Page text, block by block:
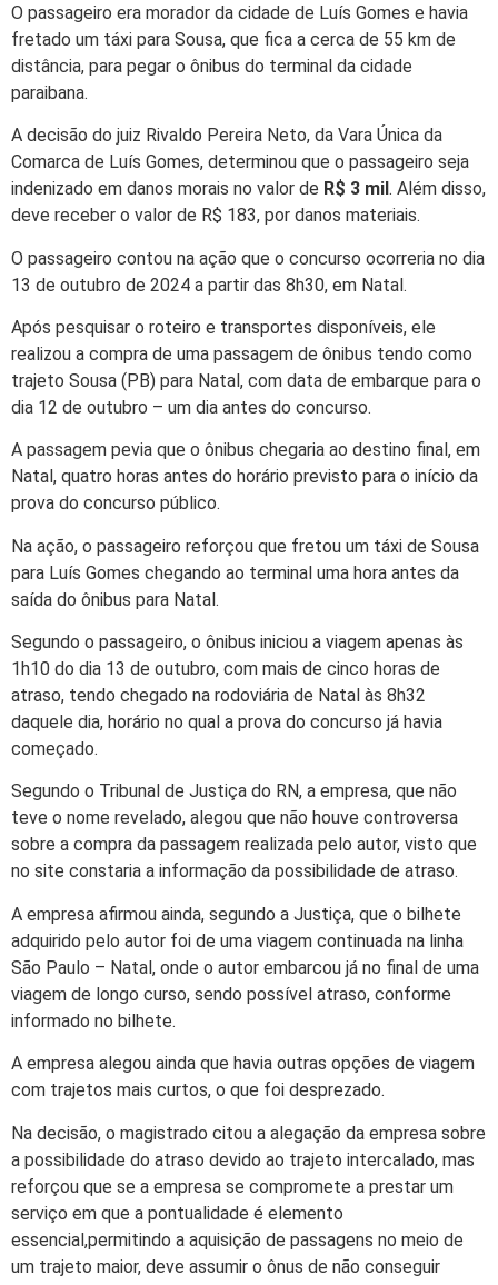
O passageiro era morador da cidade de Luís Gomes e havia
fretado um táxi para Sousa, que fica a cerca de 55 km de
distância, para pegar o ônibus do terminal da cidade
paraibana.
A decisão do juiz Rivaldo Pereira Neto, da Vara Única da
Comarca de Luís Gomes, determinou que o passageiro seja
indenizado em danos morais no valor de R$ 3 mil. Além disso,
deve receber o valor de R$ 183, por danos materiais.
O passageiro contou na ação que o concurso ocorreria no dia
13 de outubro de 2024 a partir das 8h30, em Natal.
Após pesquisar o roteiro e transportes disponíveis, ele
realizou a compra de uma passagem de ônibus tendo como
trajeto Sousa (PB) para Natal, com data de embarque para o
dia 12 de outubro – um dia antes do concurso.
A passagem pevia que o ônibus chegaria ao destino final, em
Natal, quatro horas antes do horário previsto para o início da
prova do concurso público.
Na ação, o passageiro reforçou que fretou um táxi de Sousa
para Luís Gomes chegando ao terminal uma hora antes da
saída do ônibus para Natal.
Segundo o passageiro, o ônibus iniciou a viagem apenas às
1h10 do dia 13 de outubro, com mais de cinco horas de
atraso, tendo chegado na rodoviária de Natal às 8h32
daquele dia, horário no qual a prova do concurso já havia
começado.
Segundo o Tribunal de Justiça do RN, a empresa, que não
teve o nome revelado, alegou que não houve controversa
sobre a compra da passagem realizada pelo autor, visto que
no site constaria a informação da possibilidade de atraso.
A empresa afirmou ainda, segundo a Justiça, que o bilhete
adquirido pelo autor foi de uma viagem continuada na linha
São Paulo – Natal, onde o autor embarcou já no final de uma
viagem de longo curso, sendo possível atraso, conforme
informado no bilhete.
A empresa alegou ainda que havia outras opções de viagem
com trajetos mais curtos, o que foi desprezado.
Na decisão, o magistrado citou a alegação da empresa sobre
a possibilidade do atraso devido ao trajeto intercalado, mas
reforçou que se a empresa se compromete a prestar um
serviço em que a pontualidade é elemento
essencial,permitindo a aquisição de passagens no meio de
um trajeto maior, deve assumir o ônus de não conseguir